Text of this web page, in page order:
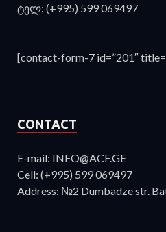
ტელ: (+995) 599 069497
[contact-form-7 id=”201″
CONTACT
E-mail: INFO@ACF.GE
Cell: (+995) 599 069497
Address: №2 Dumbadze str.